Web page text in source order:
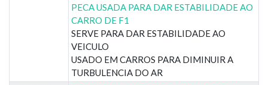
PECA USADA PARA DAR ESTABILIDADE AO
CARRO DE F1
SERVE PARA DAR ESTABILIDADE AO
VEICULO
USADO EM CARROS PARA DIMINUIR A
TURBULENCIA DO AR